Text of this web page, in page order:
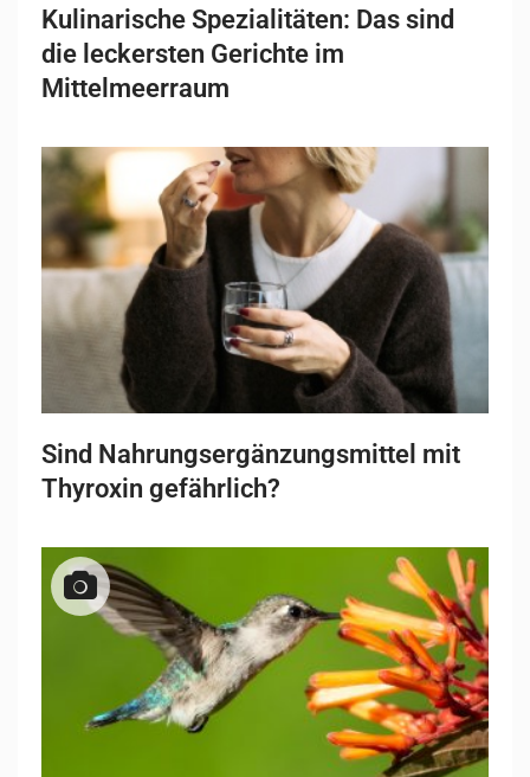
Kulinarische Spezialitäten: Das sind
die leckersten Gerichte im
Mittelmeerraum
Sind Nahrungsergänzungsmittel mit
Thyroxin gefährlich?